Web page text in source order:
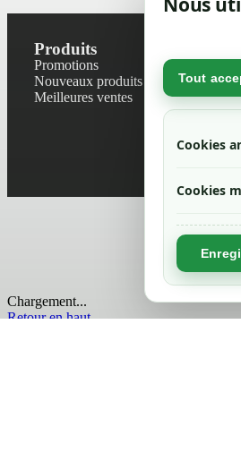
Tout
Cookies
Cookies
Produits
Promotions
Nouveaux produits
Meilleures ventes
Chargement...
Retour en haut